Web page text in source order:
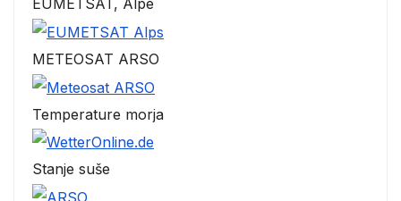
EUMETSAT, Alpe
METEOSAT ARSO
Temperature morja
Stanje suše